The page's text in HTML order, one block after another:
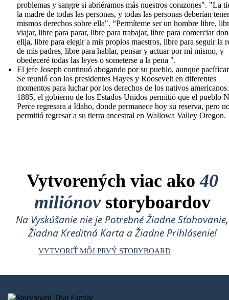
problemas y sangre si abriéramos más nuestros corazones". "La
la madre de todas las personas, y todas las personas deberían
mismos derechos sobre ella". “Permíteme ser un hombre libre,
viajar, libre para parar, libre para trabajar, libre para comerciar
elija, libre para elegir a mis propios maestros, libre para seguir la
de mis padres, libre para hablar, pensar y actuar por mí mismo, y
obedeceré todas las leyes o someterse a la pena ".
El jefe Joseph continuó abogando por su pueblo, aunque
Se reunió con los presidentes Hayes y Roosevelt en diferentes
momentos para luchar por los derechos de los nativos
1885, el gobierno de los Estados Unidos permitió que el pueblo
Perce regresara a Idaho, donde permanece hoy su reserva, pero
permitió regresar a su tierra ancestral en Wallowa Valley Oregon.
Vytvorených viac ako40
miliónovstoryboardov
Na Vyskúšanie nie je Potrebné Žiadne Sťahovanie,
Žiadna Kreditná Karta a Žiadne Prihlásenie!
VYTVORIŤ MÔJ PRVÝ STORYBOARD